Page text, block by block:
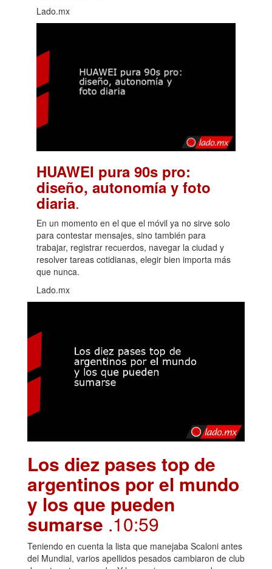
Lado.mx
HUAWEI pura 90s pro:
diseño, autonomía y foto
diaria.
En un momento en el que el móvil ya no sirve solo
para contestar mensajes, sino también para
trabajar, registrar recuerdos, navegar la ciudad y
resolver tareas cotidianas, elegir bien importa más
que nunca.
Lado.mx
Los diez pases top de
argentinos por el mundo
y los que pueden
sumarse .10:59
Teniendo en cuenta la lista que manejaba Scaloni antes
del Mundial, varios apellidos pesados cambiaron de club